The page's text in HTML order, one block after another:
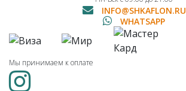
INFO@SHKAFLON.RU
WHATSAPP
Мы принимаем к оплате